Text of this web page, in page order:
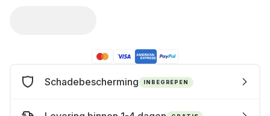
Schadebescherming INBEGREPEN